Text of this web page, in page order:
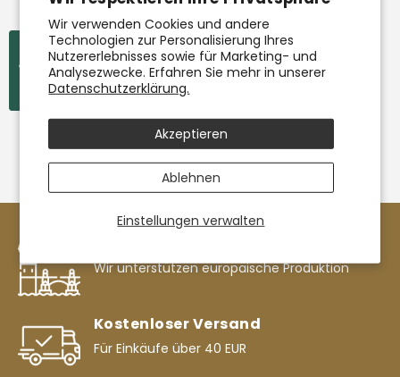
Wir verwenden Cookies und andere
Technologien zur Personalisierung Ihres
Nutzererlebnisses sowie für Marketing- und
Analysezwecke. Erfahren Sie mehr in unserer
Datenschutzerklärung.
Einstellungen verwalten
Akzeptieren
Ablehnen
Die Herstellung dieses Produkts unterliegt der
FSC-Zertifizierung. Lizenznummer N004425.
Wir unterstützen europäische Produktion
Kostenloser Versand
Für Einkäufe über 40 EUR